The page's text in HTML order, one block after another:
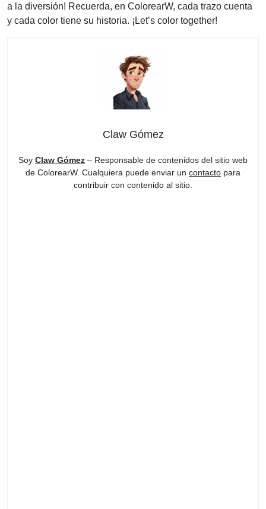
a la diversión! Recuerda, en ColorearW, cada trazo cuenta
y cada color tiene su historia. ¡Let’s color together!
Claw Gómez
Soy Claw Gómez – Responsable de contenidos del sitio web
de ColorearW. Cualquiera puede enviar un contacto para
contribuir con contenido al sitio.